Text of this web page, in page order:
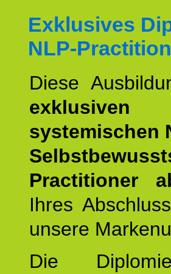
Exklusives
NLP-
Diese
systemischen
Practitioner
Ihres
unsere
Die